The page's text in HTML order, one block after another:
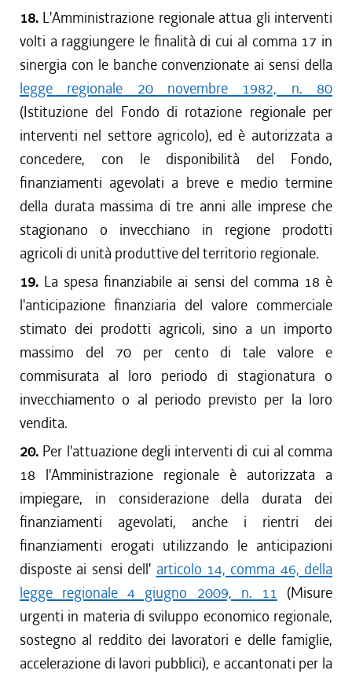
18. L'Amministrazione regionale attua gli interventi
volti a raggiungere le finalità di cui al comma 17 in
sinergia con le banche convenzionate ai sensi della
legge regionale 20 novembre 1982, n. 80
(Istituzione del Fondo di rotazione regionale per
interventi nel settore agricolo), ed è autorizzata a
concedere, con le disponibilità del Fondo,
finanziamenti agevolati a breve e medio termine
della durata massima di tre anni alle imprese che
stagionano o invecchiano in regione prodotti
agricoli di unità produttive del territorio regionale.
19. La spesa finanziabile ai sensi del comma 18 è
l'anticipazione finanziaria del valore commerciale
stimato dei prodotti agricoli, sino a un importo
massimo del 70 per cento di tale valore e
commisurata al loro periodo di stagionatura o
invecchiamento o al periodo previsto per la loro
vendita.
20. Per l'attuazione degli interventi di cui al comma
18 l'Amministrazione regionale è autorizzata a
impiegare, in considerazione della durata dei
finanziamenti agevolati, anche i rientri dei
finanziamenti erogati utilizzando le anticipazioni
disposte ai sensi dell' articolo 14, comma 46, della
legge regionale 4 giugno 2009, n. 11 (Misure
urgenti in materia di sviluppo economico regionale,
sostegno al reddito dei lavoratori e delle famiglie,
accelerazione di lavori pubblici), e accantonati per la